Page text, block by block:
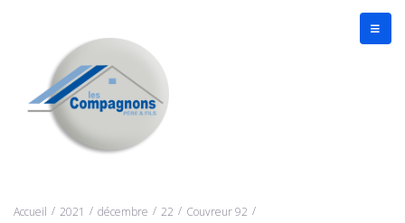
Accueil / 2021 / décembre / 22 / Couvreur 92 /